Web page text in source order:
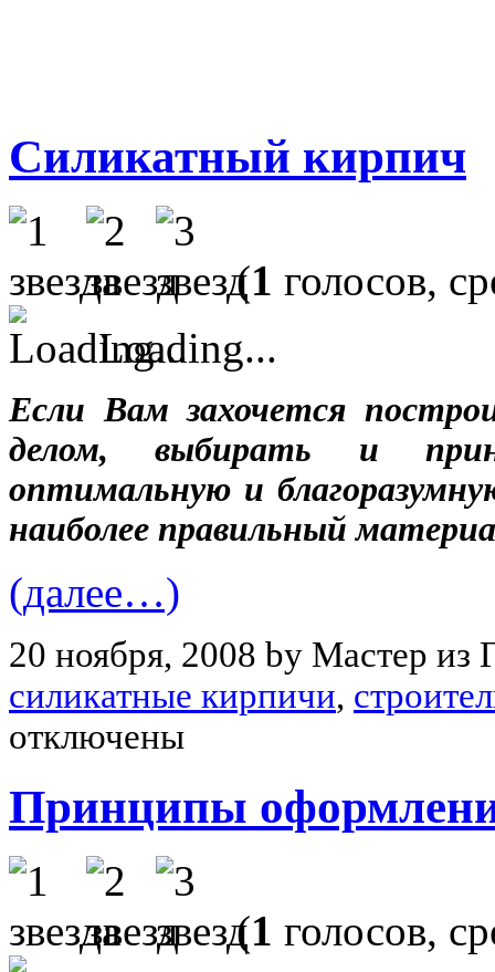
Силикатный кирпич
(1 голосов,
Loading...
Если Вам захочется
делом, выбирать и
оптимальную и
наиболее правильный
(далее…)
20 ноября, 2008 by Мастер из
силикатные кирпичи,
отключены
Принципы
(1 голосов,